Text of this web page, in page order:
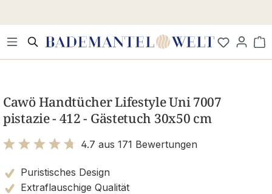
Cawö Handtücher Lifestyle Uni 7007
pistazie - 412 - Gästetuch 30x50 cm
4.7 aus 171 Bewertungen
Puristisches Design
Extraflauschige Qualität